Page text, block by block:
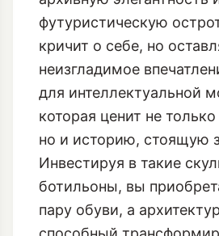
футуристическую
кричит о себе, но
неизгладимое
для интеллектуальной
которая ценит не
но и историю, стоящую
Инвестируя в такие
ботильоны, вы
пару обуви, а